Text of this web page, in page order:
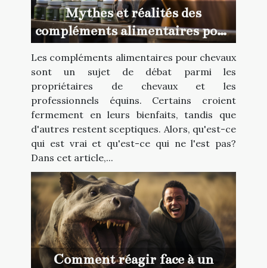
Mythes et réalités des
compléments alimentaires pour
Les compléments alimentaires pour chevaux
sont un sujet de débat parmi les
propriétaires de chevaux et les
professionnels équins. Certains croient
fermement en leurs bienfaits, tandis que
d'autres restent sceptiques. Alors, qu'est-ce
qui est vrai et qu'est-ce qui ne l'est pas?
Dans cet article,...
Comment réagir face à un